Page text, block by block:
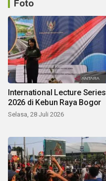
Foto
International Lecture Series
2026 di Kebun Raya Bogor
Selasa, 28 Juli 2026